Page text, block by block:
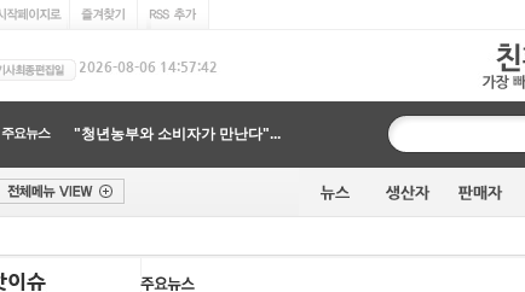
주요뉴스
"청년농부와 소비자가 만난다"...
지구 표면의 70%를 품은 바닷물...
글리포세이트, 토양 생물다양...
"분자 배치 바꿔 수소 억제하...
"시민이 지키는 지구"…광명시...